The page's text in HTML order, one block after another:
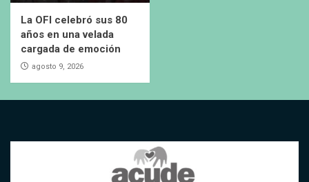
La OFI celebró sus 80
años en una velada
cargada de emoción
agosto 9, 2026